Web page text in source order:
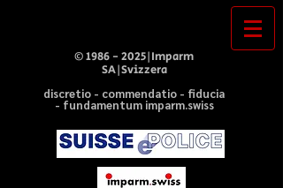
©1986 - 2025|Imparm
SA|Svizzera
discretio - commendatio - fiducia
- fundamentum imparm.swiss